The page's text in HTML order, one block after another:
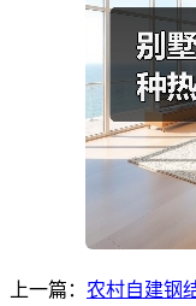
上一篇： 农村自建钢